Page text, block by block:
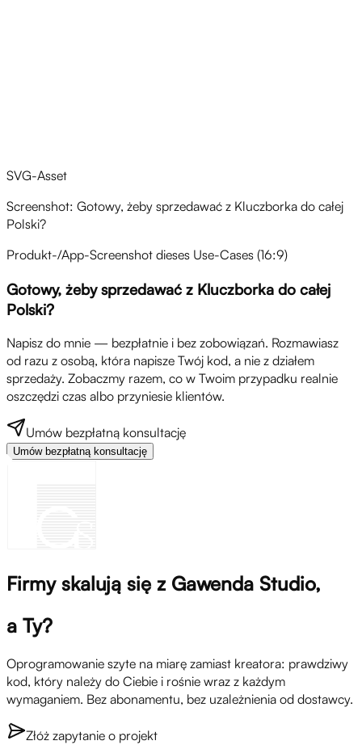
SVG-Asset
Screenshot: Gotowy, żeby sprzedawać z Kluczborka do całej
Polski?
Produkt-/App-Screenshot dieses Use-Cases (16:9)
Gotowy, żeby sprzedawać z Kluczborka do całej
Polski?
Napisz do mnie — bezpłatnie i bez zobowiązań. Rozmawiasz
od razu z osobą, która napisze Twój kod, a nie z działem
sprzedaży. Zobaczmy razem, co w Twoim przypadku realnie
oszczędzi czas albo przyniesie klientów.
Umów bezpłatną konsultację
Umów bezpłatną konsultację
Firmy skalują się z Gawenda Studio,
a Ty?
Oprogramowanie szyte na miarę zamiast kreatora: prawdziwy
kod, który należy do Ciebie i rośnie wraz z każdym
wymaganiem. Bez abonamentu, bez uzależnienia od dostawcy.
Złóż zapytanie o projekt